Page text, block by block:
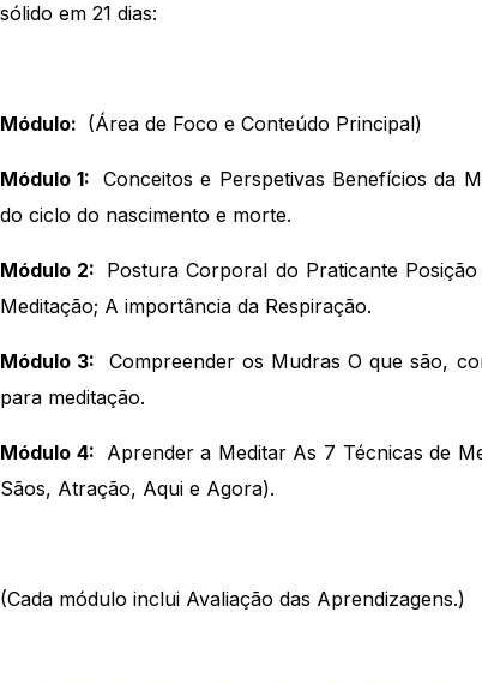
sólido em 21 dias:
Módulo: (Área de Foco e Conteúdo Principal)
Módulo 1:Conceitos e Perspetivas Benefícios da
do ciclo do nascimento e morte.
Módulo 2: Postura Corporal do Praticante
Meditação; A importância da Respiração.
Módulo 3:
Compreender os Mudras O que são,
para meditação.
Módulo 4: Aprender a Meditar As 7 Técnicas de
Sãos, Atração, Aqui e Agora).
(Cada módulo inclui Avaliação das Aprendizagens.)